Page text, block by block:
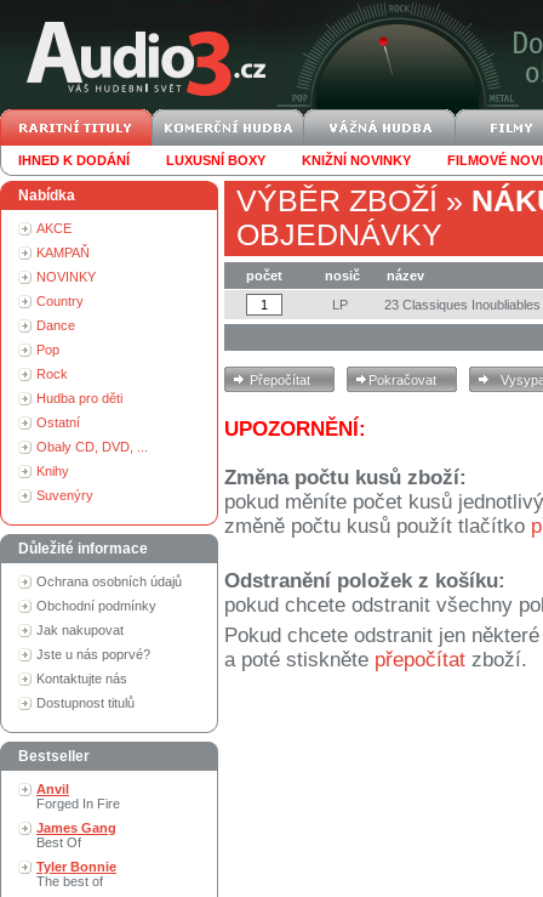
IHNED K DODÁNÍ LUXUSNÍ BOXY KNIŽNÍ NOVINKY FILMOVÉ
Nabídka
AKCE
KAMPAŇ
NOVINKY
Country
Dance
Pop
Rock
Hudba pro děti
Ostatní
Obaly CD, DVD, ...
Knihy
Suvenýry
Důležité informace
Ochrana osobních údajů
Obchodní podmínky
Jak nakupovat
Jste u nás poprvé?
Kontaktujte nás
Dostupnost titulů
Bestseller
Anvil
Forged In Fire
James Gang
Best Of
Tyler Bonnie
The best of
VÝBĚR ZBOŽÍ »
OBJEDNÁVKY
počet nosič
název
LP
23 Classiques Inoubliables
UPOZORNĚNÍ:
Změna počtu kusů zboží:
pokud měníte počet kusů
změně počtu kusů použít tlačítko
Odstranění položek z košíku:
pokud chcete odstranit všechny
Pokud chcete odstranit jen
a poté stiskněte přepočítat zboží.